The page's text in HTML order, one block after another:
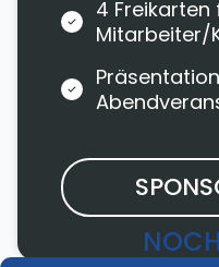
4 Freikarten
Mitarbeiter/